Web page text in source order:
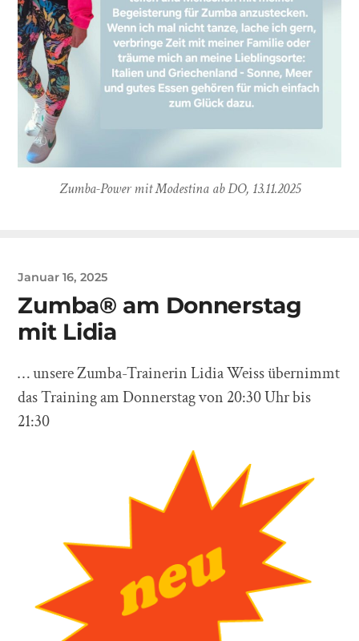
Zumba-Power mit Modestina ab DO, 13.11.2025
Januar 16, 2025
Zumba® am Donnerstag
mit Lidia
… unsere Zumba-Trainerin Lidia Weiss übernimmt
das Training am Donnerstag von 20:30 Uhr bis
21:30